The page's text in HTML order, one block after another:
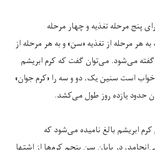
پنج مرحله تغذیه و چهار مرحله
هر مرحله از تغذیه «سن» و به هر مرحله از
می‌شود. می‌توان گفت که کرم ابریشم
است سنین یک، دو و سه را «کرم جوان»
حدود یازده روز طول می‌کشد.
ابریشم بالغ نامیده می‌شود که